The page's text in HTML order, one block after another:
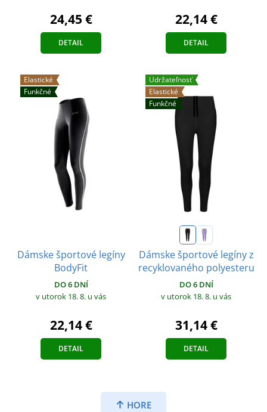
24,45 €
DETAIL
22,14 €
DETAIL
Elastické
Funkčné
Dámske športové legíny
BodyFit
DO 6 DNÍ
v utorok 18. 8. u vás
22,14 €
DETAIL
Udržateľnosť
Elastické
Funkčné
Dámske športové legíny z
recyklovaného polyesteru
DO 6 DNÍ
v utorok 18. 8. u vás
31,14 €
DETAIL
HORE